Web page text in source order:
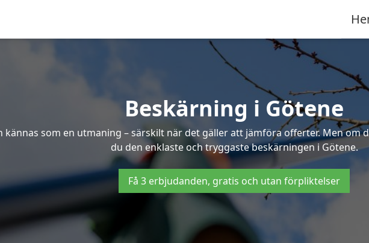
Beskärning i Götene
kännas som en utmaning – särskilt när det gäller att jämföra offerter. Men
du den enklaste och tryggaste beskärningen i Götene.
Få 3 erbjudanden, gratis och utan förpliktelser